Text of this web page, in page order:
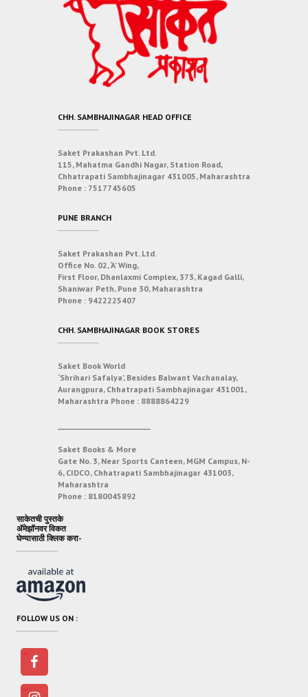
CHH. SAMBHAJINAGAR HEAD OFFICE
Saket Prakashan Pvt. Ltd.
115, Mahatma Gandhi Nagar, Station Road,
Chhatrapati Sambhajinagar 431005, Maharashtra
Phone : 7517745605
PUNE BRANCH
Saket Prakashan Pvt. Ltd.
Office No. 02, ‘A’ Wing,
First Floor, Dhanlaxmi Complex, 373, Kagad Galli,
Shaniwar Peth, Pune 30, Maharashtra
Phone : 9422225407
CHH. SAMBHAJINAGAR BOOK STORES
Saket Book World
‘Shrihari Safalya’, Besides Balwant Vachanalay,
Aurangpura, Chhatrapati Sambhajinagar 431001,
Maharashtra Phone : 8888864229
Saket Books & More
Gate No. 3, Near Sports Canteen, MGM Campus, N-
6, CIDCO, Chhatrapati Sambhajinagar 431003,
Maharashtra
Phone : 8180045892
साकेतची पुस्तके
अ‍ॅमेझॉनवर विकत
घेण्यासाठी क्लिक करा-
FOLLOW US ON :